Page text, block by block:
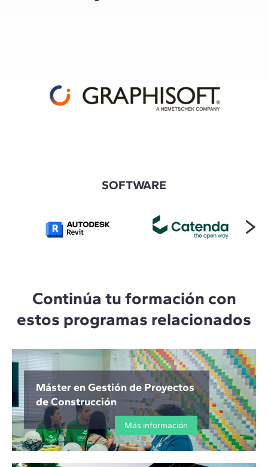
SOFTWARE
Continúa tu formación con
estos programas relacionados
Máster en Gestión de Proyectos
de Construcción
Más información